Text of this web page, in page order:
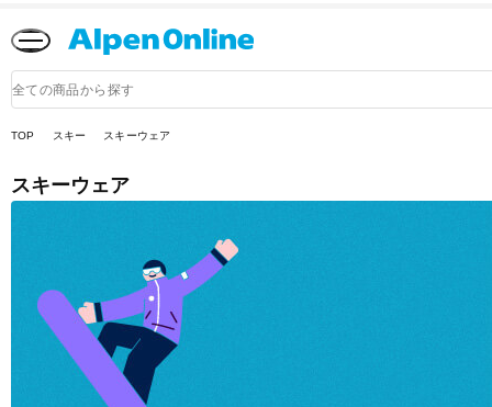
品
検
TOP
スキー スキーウェア
スキーウェア